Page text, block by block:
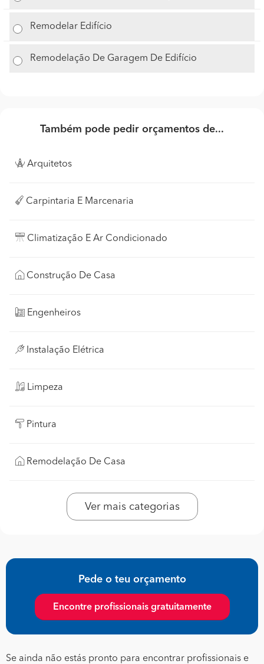
Remodelar Edifício
Remodelação De Garagem De Edifício
Também pode pedir orçamentos de...
Arquitetos
Carpintaria E Marcenaria
Climatização E Ar Condicionado
Construção De Casa
Engenheiros
Instalação Elétrica
Limpeza
Pintura
Remodelação De Casa
Ver mais categorias
Pede o teu orçamento
Encontre profissionais gratuitamente
Se ainda não estás pronto para encontrar profissionais e